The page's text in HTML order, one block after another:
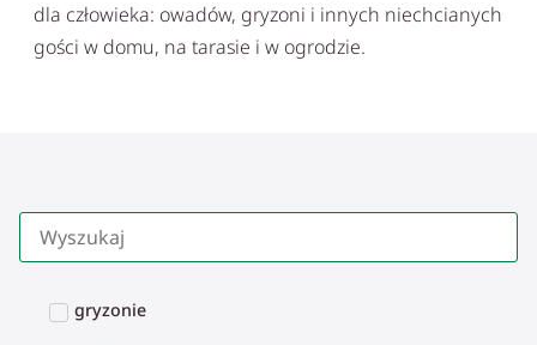
dla człowieka: owadów, gryzoni i innych niechcianych
gości w domu, na tarasie i w ogrodzie.
gryzonie